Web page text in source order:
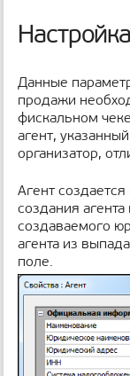
е
т
д
а
н
н
ы
е
т
р
а
н
и
ц
ы
Данные
продажи
фискальном
агент,
организатор,
Агент
создания
создаваемого
агента из
поле.